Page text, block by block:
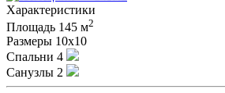
Характеристики
Площадь 145 м2
Размеры 10х10
Спальни 4
Санузлы 2